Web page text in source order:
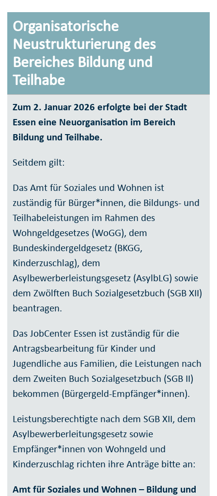
Organisatorische
Neustrukturierung des
Bereiches Bildung und
Teilhabe
Zum 2. Januar 2026 erfolgte bei der Stadt
Essen eine Neuorganisation im Bereich
Bildung und Teilhabe.
Seitdem gilt:
Das Amt für Soziales und Wohnen ist
zuständig für Bürger*innen, die Bildungs- und
Teilhabeleistungen im Rahmen des
Wohngeldgesetzes (WoGG), dem
Bundeskindergeldgesetz (BKGG,
Kinderzuschlag), dem
Asylbewerberleistungsgesetz (AsylbLG) sowie
dem Zwölften Buch Sozialgesetzbuch (SGB XII)
beantragen.
Das JobCenter Essen ist zuständig für die
Antragsbearbeitung für Kinder und
Jugendliche aus Familien, die Leistungen nach
dem Zweiten Buch Sozialgesetzbuch (SGB II)
bekommen (Bürgergeld-Empfänger*innen).
Leistungsberechtigte nach dem SGB XII, dem
Asylbewerberleitungsgesetz sowie
Empfänger*innen von Wohngeld und
Kinderzuschlag richten ihre Anträge bitte an:
Amt für Soziales und Wohnen – Bildung und